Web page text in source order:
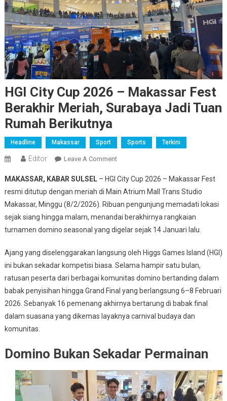
HGI City Cup 2026 – Makassar Fest
Berakhir Meriah, Surabaya Jadi Tuan
Rumah Berikutnya
Headline Makassar Sport Sports Terkini
Editor Leave A CommentOn
City
Cup
2026
–
Makassar
Berakhir
Meriah,
Surabaya
Jadi
Berikutnya
MAKASSAR, KABAR SULSEL– HGI City Cup 2026 – Makassar Fest
resmi ditutup dengan meriah di Main Atrium Mall Trans Studio
Makassar, Minggu (8/2/2026). Ribuan pengunjung memadati lokasi
sejak siang hingga malam, menandai berakhirnya rangkaian
turnamen domino seasonal yang digelar sejak 14 Januari lalu.
Ajang yang diselenggarakan langsung oleh Higgs Games Island (HGI)
ini bukan sekadar kompetisi biasa. Selama hampir satu bulan,
ratusan peserta dari berbagai komunitas domino bertanding dalam
babak penyisihan hingga Grand Final yang berlangsung 6–8 Februari
2026. Sebanyak 16 pemenang akhirnya bertarung di babak final
dalam suasana yang dikemas layaknya carnival budaya dan
komunitas.
Domino Bukan Sekadar Permainan